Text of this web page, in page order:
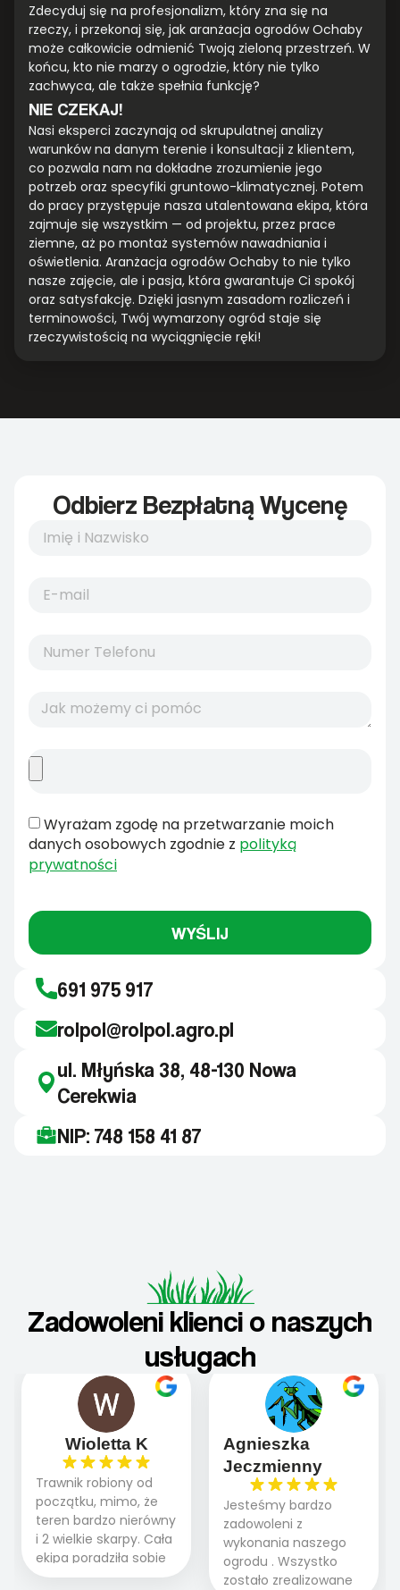
Zdecyduj się na profesjonalizm, który zna się na
rzeczy, i przekonaj się, jak aranżacja ogrodów Ochaby
może całkowicie odmienić Twoją zieloną przestrzeń. W
końcu, kto nie marzy o ogrodzie, który nie tylko
zachwyca, ale także spełnia funkcję?
NIE CZEKAJ!
Nasi eksperci zaczynają od skrupulatnej analizy
warunków na danym terenie i konsultacji z klientem,
co pozwala nam na dokładne zrozumienie jego
potrzeb oraz specyfiki gruntowo-klimatycznej. Potem
do pracy przystępuje nasza utalentowana ekipa, która
zajmuje się wszystkim — od projektu, przez prace
ziemne, aż po montaż systemów nawadniania i
oświetlenia. Aranżacja ogrodów Ochaby to nie tylko
nasze zajęcie, ale i pasja, która gwarantuje Ci spokój
oraz satysfakcję. Dzięki jasnym zasadom rozliczeń i
terminowości, Twój wymarzony ogród staje się
rzeczywistością na wyciągnięcie ręki!
Odbierz Bezpłatną Wycenę
Wyrażam zgodę na przetwarzanie moich
danych osobowych zgodnie z polityką
prywatności
WYŚLIJ
691 975 917
rolpol@rolpol.agro.pl
ul. Młyńska 38, 48-130 Nowa
Cerekwia
NIP: 748 158 41 87
Zadowoleni klienci o naszych
usługach
Wioletta K
Trawnik robiony od
początku, mimo, że
teren bardzo nierówny
i 2 wielkie skarpy. Cała
ekipa poradziła sobie
WSPANIALE od
Agnieszka
Jeczmienny
Jesteśmy bardzo
zadowoleni z
wykonania naszego
ogrodu . Wszystko
zostało zrealizowane